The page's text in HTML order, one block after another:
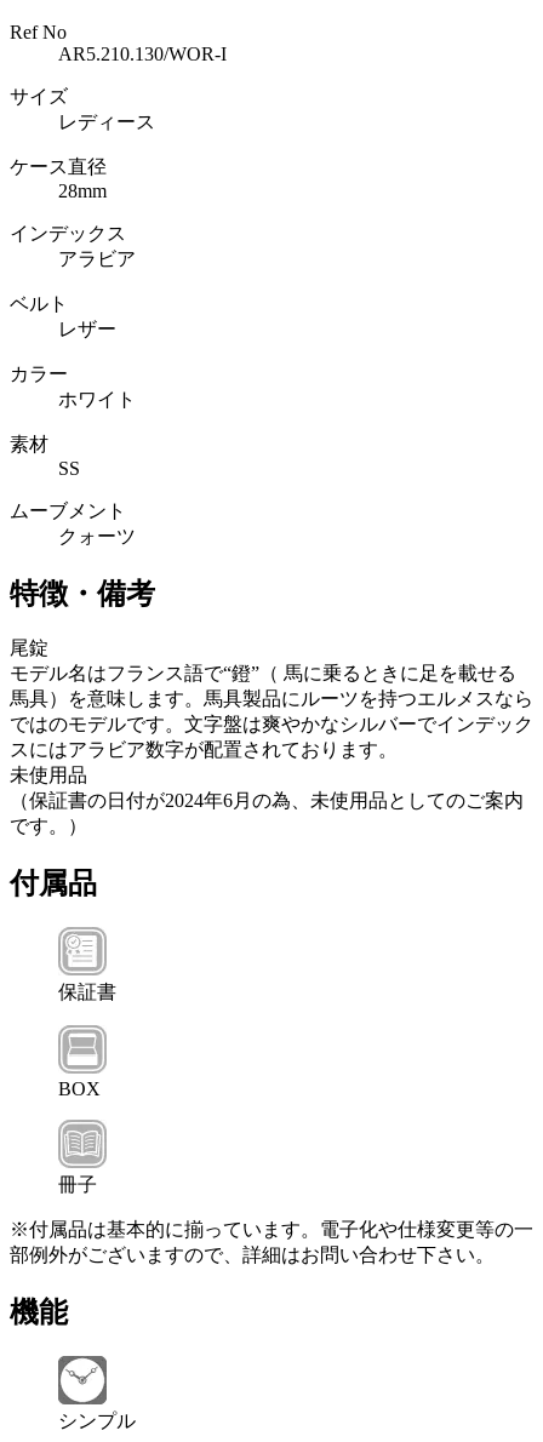
Ref No
AR5.210.130/WOR-I
サイズ
レディース
ケース直径
28mm
インデックス
アラビア
ベルト
レザー
カラー
ホワイト
素材
SS
ムーブメント
クォーツ
特徴・備考
尾錠
モデル名はフランス語で“鐙”（ 馬に乗るときに足を載せる
馬具）を意味します。馬具製品にルーツを持つエルメスなら
ではのモデルです。文字盤は爽やかなシルバーでインデック
スにはアラビア数字が配置されております。
未使用品
（保証書の日付が2024年6月の為、未使用品としてのご案内
です。）
付属品
保証書
BOX
冊子
※付属品は基本的に揃っています。電子化や仕様変更等の一
部例外がございますので、詳細はお問い合わせ下さい。
機能
シンプル